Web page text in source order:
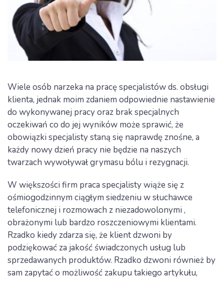
Wiele osób narzeka na pracę specjalistów ds. obsługi
klienta, jednak moim zdaniem odpowiednie nastawienie
do wykonywanej pracy oraz brak specjalnych
oczekiwań co do jej wyników może sprawić, że
obowiązki specjalisty staną się naprawdę znośne, a
każdy nowy dzień pracy nie będzie na naszych
twarzach wywoływał grymasu bólu i rezygnacji.
W większości firm praca specjalisty wiąże się z
ośmiogodzinnym ciągłym siedzeniu w słuchawce
telefonicznej i rozmowach z niezadowolonymi ,
obrażonymi lub bardzo roszczeniowymi klientami.
Rzadko kiedy zdarza się, że klient dzwoni by
podziękować za jakość świadczonych usług lub
sprzedawanych produktów. Rzadko dzwoni również by
sam zapytać o możliwość zakupu takiego artykułu,